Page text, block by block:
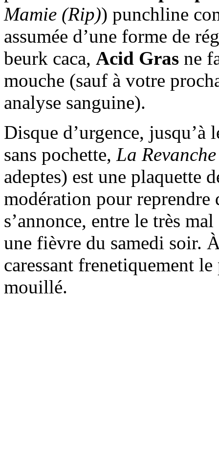
Mamie (Rip)) punchline
assumée d’une forme de
beurk caca, Acid Gras ne
mouche (sauf à votre
analyse sanguine).
Disque d’urgence, jusqu’à
sans pochette, La
adeptes) est une plaquette
modération pour reprendre
s’annonce, entre le très
une fièvre du samedi soir.
caressant frenetiquement
mouillé.